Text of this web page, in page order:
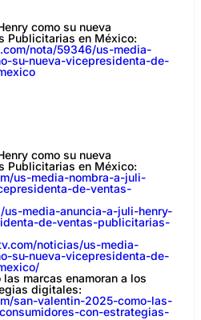
como su nueva
Publicitarias en México:
nota/59346/us-media-
su-nueva-vicepresidenta-de-
como su nueva
Publicitarias en México:
us-media-nombra-a-juli-
de-ventas-
media-anuncia-a-juli-henry-
de-ventas-publicitarias-
noticias/us-media-
su-nueva-vicepresidenta-de-
marcas enamoran a los
digitales:
san-valentin-2025-como-las-
con-estrategias-